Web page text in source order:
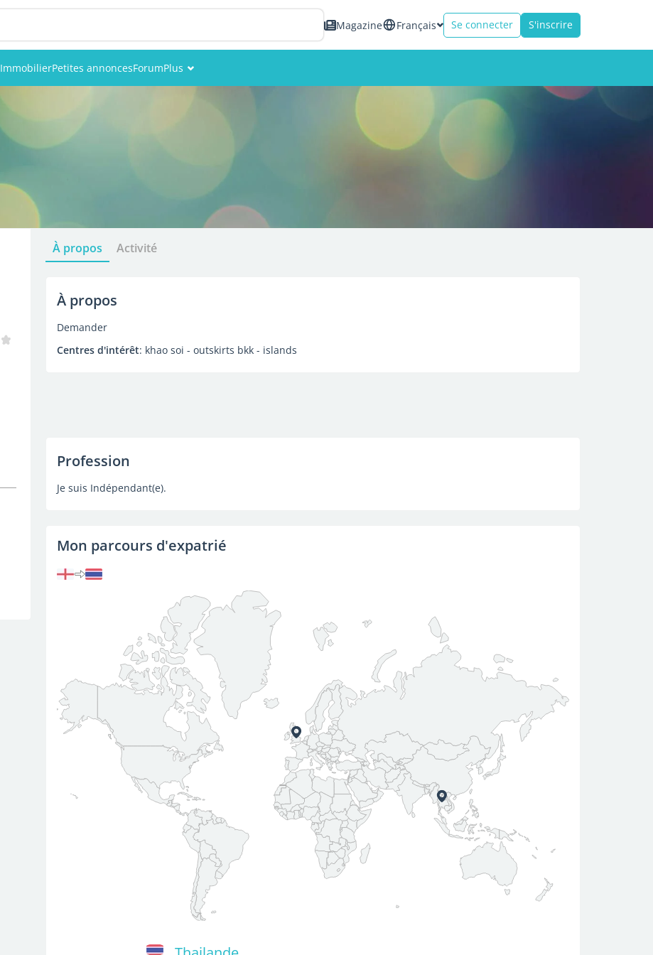
Magazine Français Se connecter S'inscrire
ImmobilierPetites annoncesForumPlus
À propos Activité
À propos
Demander
Centres d'intérêt: khao soi - outskirts bkk - islands
Profession
Je suis Indépendant(e).
Mon parcours d'expatrié